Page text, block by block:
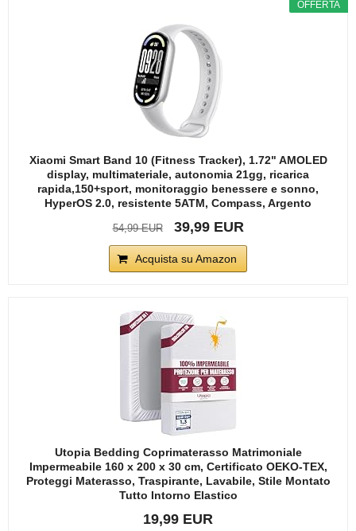
OFFERTA
Xiaomi Smart Band 10 (Fitness Tracker), 1.72" AMOLED
display, multimateriale, autonomia 21gg, ricarica
rapida,150+sport, monitoraggio benessere e sonno,
HyperOS 2.0, resistente 5ATM, Compass, Argento
54,99 EUR 39,99 EUR
Acquista su Amazon
Utopia Bedding Coprimaterasso Matrimoniale
Impermeabile 160 x 200 x 30 cm, Certificato OEKO-TEX,
Proteggi Materasso, Traspirante, Lavabile, Stile Montato
Tutto Intorno Elastico
19,99 EUR